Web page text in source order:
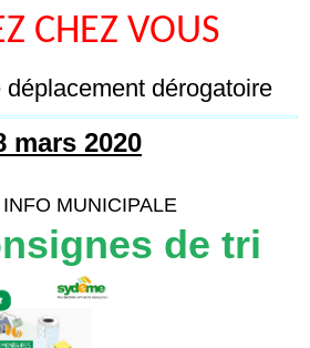
CHEZ VOUS
dérogatoire
mars 2020
INFO MUNICIPALE
de tri